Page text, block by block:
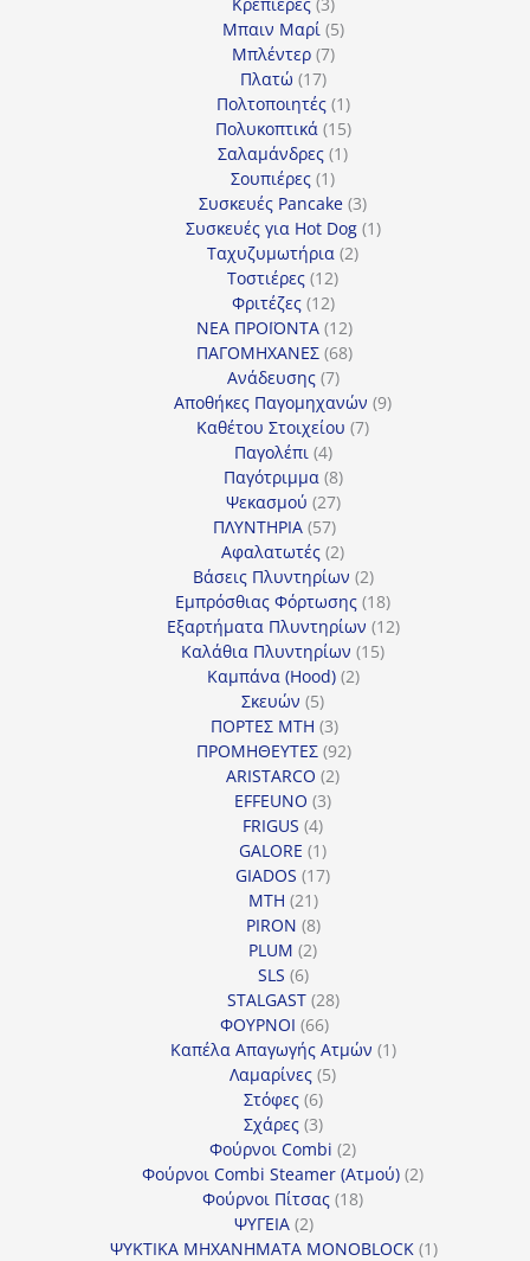
προϊόντα
Μπαιν Μαρί 55
Μπλέντερ 77
Πλατώ 1717
προϊόντα
Πολτοποιητές 11
προϊόν
Πολυκοπτικά 1515
προϊόντα
Σαλαμάνδρες 11
Σουπιέρες 11
προϊόν
Συσκευές Pancake 33
προϊόντα
Συσκευές για Hot Dog 11
Ταχυζυμωτήρια 22
Τοστιέρες 1212
προϊόντα
Φριτέζες 1212
προϊόντα
ΝΕΑ ΠΡΟΪΟΝΤΑ 1212
προϊόντα
ΠΑΓΟΜΗΧΑΝΕΣ 6868
Ανάδευσης 77
προϊόντα
Αποθήκες Παγομηχανών 99
Καθέτου Στοιχείου 77
Παγολέπι 44
προϊόντα
Παγότριμμα 88
προϊόντα
Ψεκασμού 2727
προϊόντα
ΠΛΥΝΤΗΡΙΑ 5757
προϊόντα
Αφαλατωτές 22
προϊόντα
Βάσεις Πλυντηρίων 22
προϊόντα
Εμπρόσθιας Φόρτωσης 1818
προϊόντα
Εξαρτήματα Πλυντηρίων 1212
Καλάθια Πλυντηρίων 1515
Καμπάνα (Hood) 22
Σκευών 55
προϊόντα
ΠΟΡΤΕΣ MTH 33
προϊόντα
ΠΡΟΜΗΘΕΥΤΕΣ 9292
ARISTARCO 22
EFFEUNO 33
FRIGUS 44
προϊόντα
GALORE 11
προϊόν
GIADOS 1717
MTH 2121
προϊόντα
PIRON 88
προϊόντα
PLUM 22
SLS 66
προϊόντα
STALGAST 2828
ΦΟΥΡΝΟΙ 6666
προϊόντα
Καπέλα Απαγωγής Ατμών 11
Λαμαρίνες 55
Στόφες 66
προϊόντα
Σχάρες 33
προϊόντα
Φούρνοι Combi 22
προϊόντα
Φούρνοι Combi Steamer (Ατμού) 22
Φούρνοι Πίτσας 1818
ΨΥΓΕΙΑ 22
προϊόντα
ΨΥΚΤΙΚΑ ΜΗΧΑΝΗΜΑΤΑ MONOBLOCK 11